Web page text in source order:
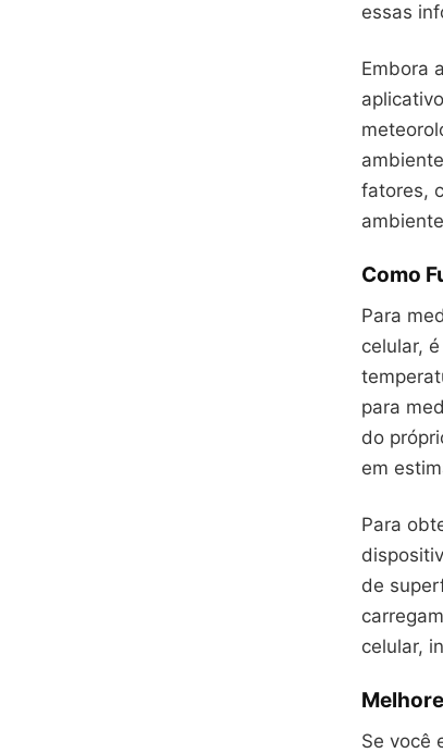
essas
Embora
fatores,
Como
Para
celular,
para
do
em
Para
de
celular,
Se você